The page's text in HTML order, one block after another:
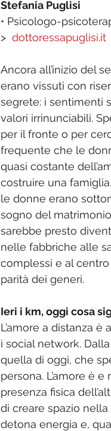
Stefania Puglisi
• Psicologo-
> dottoressapuglisi.it
Ancora all’inizio del
erano vissuti con
segrete: i sentimenti
valori irrinunciabili.
per il fronte o per
frequente che le
quasi costante
costruire una
le donne erano
sogno del
sarebbe presto
nelle fabbriche alle
complessi e al
parità dei generi.
Ieri i km, oggi cosa
L’amore a distanza
i social network.
quella di oggi, che
persona. L’amore è
presenza fisica
di creare spazio
detona energia e,